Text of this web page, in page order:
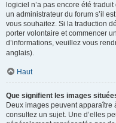
logiciel n’a pas encore été
un administrateur du forum s’il
vous souhaitez. Si la traduction
porter volontaire et commencer
d’informations, veuillez vous
anglais).
Haut
Que signifient les images
Deux images peuvent apparaître
consultez un sujet. Une d’elles